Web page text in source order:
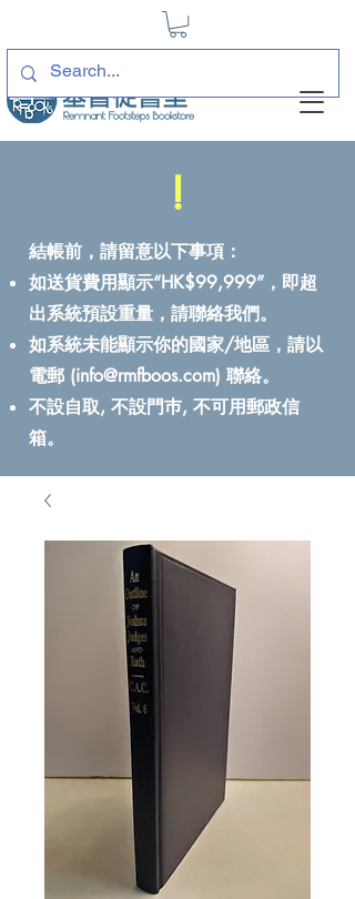
!
結帳前，請留意以下事項：
如送貨費用顯示“HK$99,999”，即超
出系統預設重量，請聯絡我們。
如系統未能顯示你的國家/地區，請以
電郵 (info@rmfboos.com) 聯絡。
不設自取, 不設門巿, 不可用郵政信
箱。